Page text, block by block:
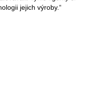
jejich výroby.“